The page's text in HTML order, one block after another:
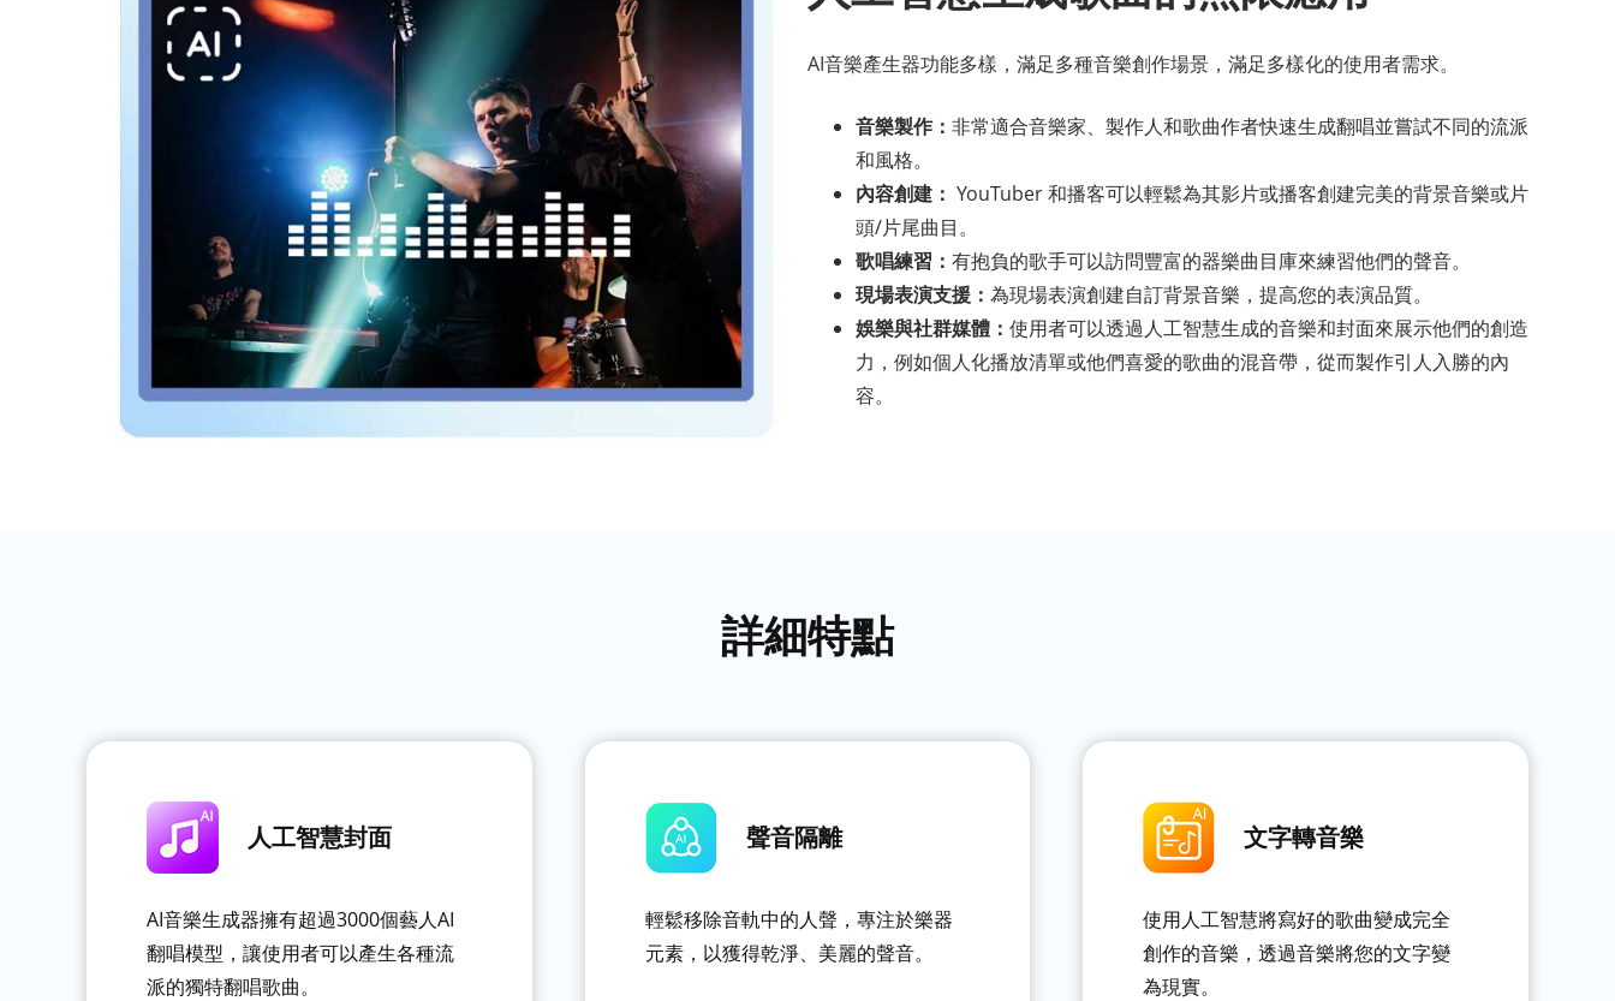
AI音樂產生器功能多樣，滿足多種音樂創作場景，滿足多樣化的使用者需求。
音樂製作： 非常適合音樂家、製作人和歌曲作者快速生成翻唱並嘗試不同的流派
和風格。
內容創建： YouTuber 和播客可以輕鬆為其影片或播客創建完美的背景音樂或片
頭/片尾曲目。
歌唱練習： 有抱負的歌手可以訪問豐富的器樂曲目庫來練習他們的聲音。
現場表演支援： 為現場表演創建自訂背景音樂，提高您的表演品質。
娛樂與社群媒體： 使用者可以透過人工智慧生成的音樂和封面來展示他們的創造
力，例如個人化播放清單或他們喜愛的歌曲的混音帶，從而製作引人入勝的內
容。
詳細特點
人工智慧封面
AI音樂生成器擁有超過3000個藝人AI
翻唱模型，讓使用者可以產生各種流
派的獨特翻唱歌曲。
聲音隔離
輕鬆移除音軌中的人聲，專注於樂器
元素，以獲得乾淨、美麗的聲音。
文字轉音樂
使用人工智慧將寫好的歌曲變成完全
創作的音樂，透過音樂將您的文字變
為現實。